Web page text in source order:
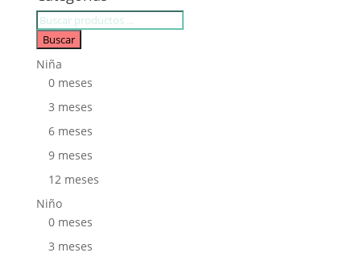
Búsqueda
de
productos
Buscar
Niña
0 meses
3 meses
6 meses
9 meses
12 meses
Niño
0 meses
3 meses